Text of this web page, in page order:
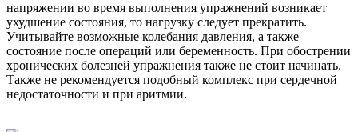
напряжении во время выполнения упражнений возникает
ухудшение состояния, то нагрузку следует прекратить.
Учитывайте возможные колебания давления, а также
состояние после операций или беременность. При обострении
хронических болезней упражнения также не стоит начинать.
Также не рекомендуется подобный комплекс при сердечной
недостаточности и при аритмии.